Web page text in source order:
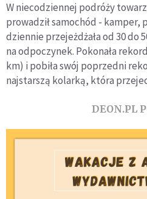
W niecodziennej podróży
prowadził samochód - kamper,
dziennie przejeżdżała od 30
na odpoczynek. Pokonała
km) i pobiła swój poprzedni
najstarszą kolarką, która
DEON.PL